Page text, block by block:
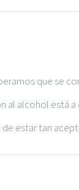
que se
al alcohol está
estar tan